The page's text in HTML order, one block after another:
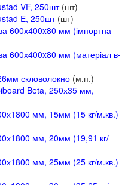
VF, 250шт(шт)
E, 250шт(шт)
600х400x80 мм (імпортна
600х400x80 мм (матеріал в-
скловолокно (м.п.)
Beta, 250х35 мм,
мм, 15мм (15 кг/м.кв.)
мм, 20мм (19,91 кг/
мм, 25мм (25 кг/м.кв.)